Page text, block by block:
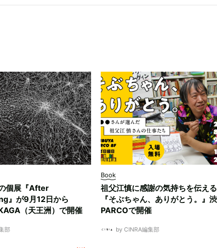
個展『After
』が9月12日から
（天王洲）で開催
部
Book
祖父江慎に感謝の気持ちを伝え
『そぶちゃん、ありがとう。』
PARCOで開催
by CINRA編集部